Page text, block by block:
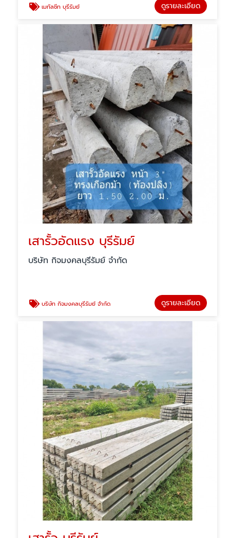
เมทัลชีท บุรีรัมย์ ดูรายละเอียด
เสารั้วอัดแรง บุรีรัมย์
บริษัท กิจมงคลบุรีรัมย์ จำกัด
บริษัท กิจมงคลบุรีรัมย์ จำกัด ดูรายละเอียด